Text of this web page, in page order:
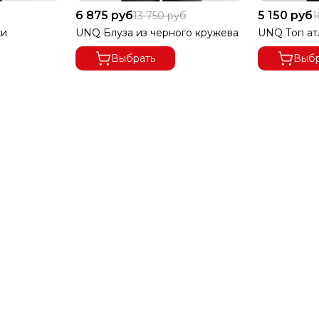
ОСУЩЕСТВЛЯЕТСЯ ПО ПРЕДОПЛАТЕ.
ЧАСТИЧНОМ ВЫКУПЕ
6 875 руб13 750 руб
UNQ Блуза из черного кружева
Выбрать
5 150 руб
UNQ Топ